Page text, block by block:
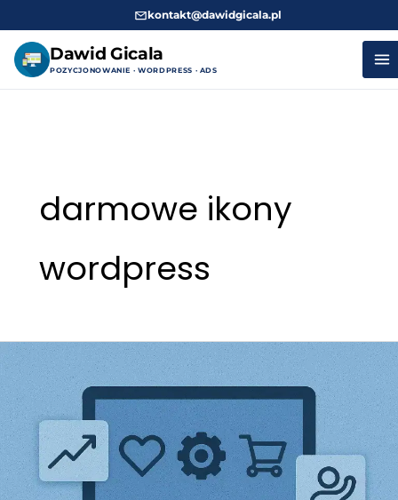
kontakt@dawidgicala.pl
Dawid Gicala
POZYCJONOWANIE · WORDPRESS · ADS
darmowe ikony
wordpress